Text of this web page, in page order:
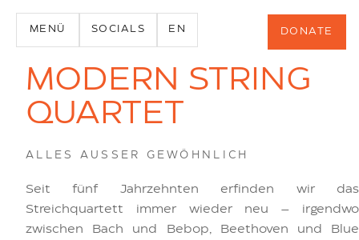
MENÜ SOCIALS EN DONATE
MODERN STRING
QUARTET
ALLES AUSSER GEWÖHNLICH
Seit fünf Jahrzehnten erfinden wir das
Streichquartett immer wieder neu – irgendwo
zwischen Bach und Bebop, Beethoven und Blue